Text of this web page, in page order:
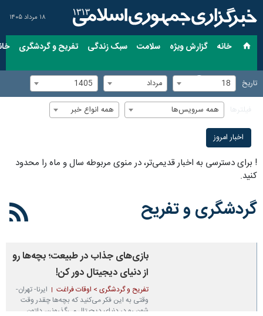
۱۸ مرداد ۱۴۰۵
خانه گزارش ویژه سلامت سبک زندگی تفریح و گردشگری
تاریخ 18 مرداد 1405
همه سرویس‌ها همه انواع خبر
اخبار امروز
! برای دسترسی به اخبار قدیمی‌تر، در منوی مربوطه سال و ماه را محدود
کنید.
گردشگری و تفریح
بازی‌های جذاب در طبیعت؛ بچه‌ها رو
از دنیای دیجیتال دور کن!
تفریح و گردشگری > اوقات فراغت
ایرنا- تهران-
وقتی به این فکر می‌کنید که بچه‌ها چقدر وقت
شون رو در دنیای دیجیتال می‌گذرونن، دلتون